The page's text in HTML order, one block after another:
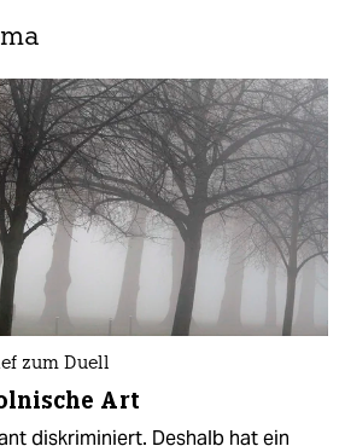
zum Duell
Art
diskriminiert. Deshalb hat ein